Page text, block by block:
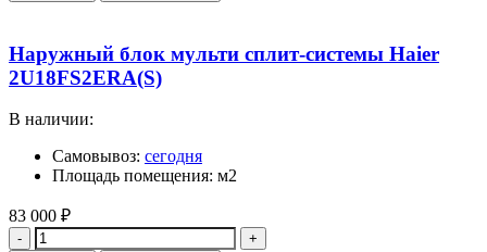
Наружный блок мульти сплит-системы Haier
2U18FS2ERA(S)
В наличии:
Самовывоз: сегодня
Площадь помещения: м2
83 000 ₽
Quantity